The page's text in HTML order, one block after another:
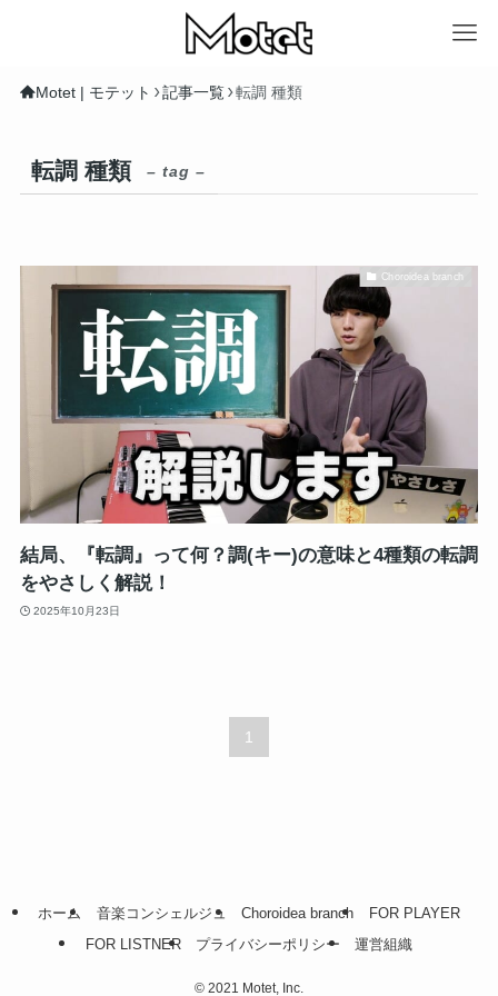
Motet | モテット 記事一覧 転調 種類
転調 種類 – tag –
Choroidea branch
結局、『転調』って何？調(キー)の意味と4種類の転調
をやさしく解説！
2025年10月23日
1
ホーム 音楽コンシェルジュ Choroidea branch
FOR PLAYER
FOR LISTNER
プライバシーポリシー 運営組織
© 2021 Motet, Inc.